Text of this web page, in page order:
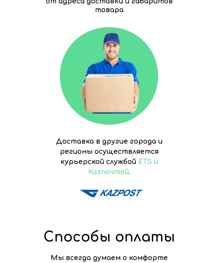
товара
Доставка в другие города и
регионы осуществляется
курьерской службой ETS и
Казпочтой.
Способы оплаты
Мы всегда думаем о комфорте